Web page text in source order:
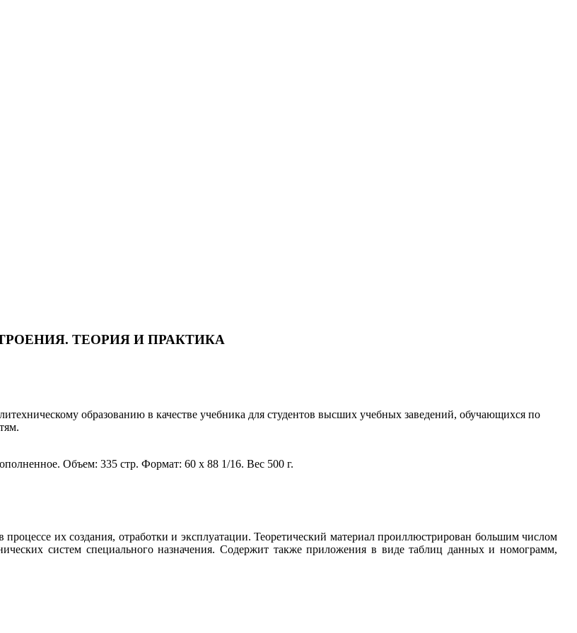
ТЕОРИЯ И ПРАКТИКА
образованию в качестве учебника для студентов высших учебных заведений, обучающихся по
Объем: 335 стр. Формат: 60 х 88 1/16. Вес 500 г.
их создания, отработки и эксплуатации. Теоретический материал проиллюстрирован большим числом
систем специального назначения. Содержит также приложения в виде таблиц данных и номограмм,